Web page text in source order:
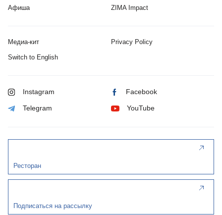
Афиша ZIMA Impact
Медиа-кит Privacy Policy
Switch to English
Instagram Facebook
Telegram YouTube
Ресторан
Подписаться на рассылку